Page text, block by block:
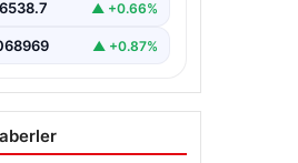
6538.7 ▲ +0.66%
▲ +0.87%